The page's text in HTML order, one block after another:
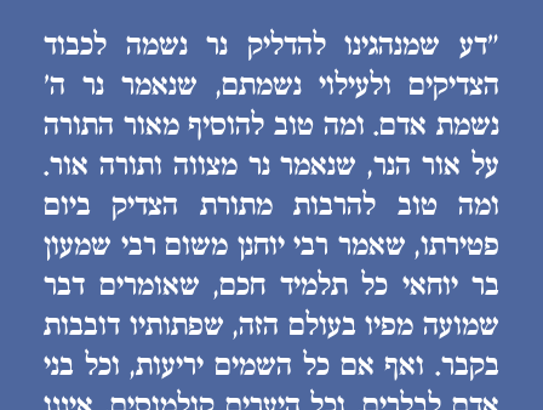
״דע שמנהגינו להדליק נר נשמה לכבוד
הצדיקים ולעילוי נשמתם, שנאמר נר ה׳
נשמת אדם. ומה טוב להוסיף מאור התורה
על אור הנר, שנאמר נר מצווה ותורה אור.
ומה טוב להרבות מתורת הצדיק ביום
פטירתו, שאמר רבי יוחנן משום רבי שמעון
בר יוחאי כל תלמיד חכם, שאומרים דבר
שמועה מפיו בעולם הזה, שפתותיו דובבות
בקבר. ואף אם כל השמים יריעות, וכל בני